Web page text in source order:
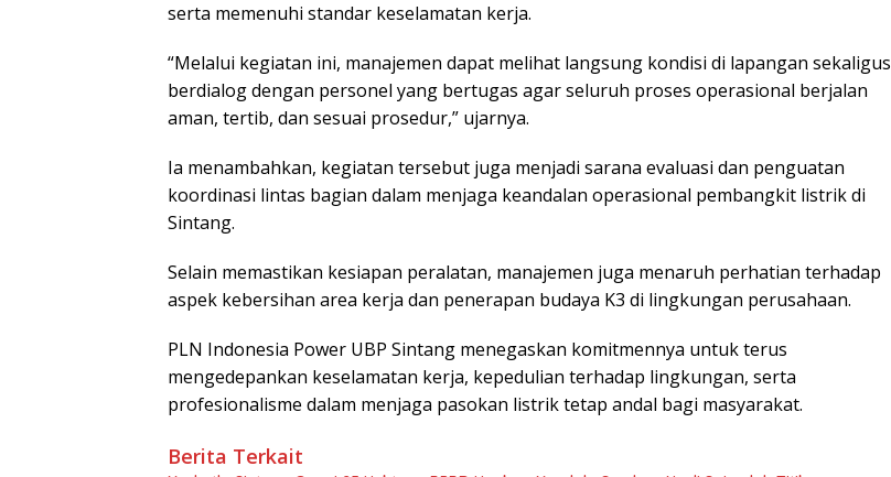
serta memenuhi standar keselamatan kerja.
“Melalui kegiatan ini, manajemen dapat melihat langsung kondisi di lapangan sekaligus
berdialog dengan personel yang bertugas agar seluruh proses operasional berjalan
aman, tertib, dan sesuai prosedur,” ujarnya.
Ia menambahkan, kegiatan tersebut juga menjadi sarana evaluasi dan penguatan
koordinasi lintas bagian dalam menjaga keandalan operasional pembangkit listrik di
Sintang.
Selain memastikan kesiapan peralatan, manajemen juga menaruh perhatian terhadap
aspek kebersihan area kerja dan penerapan budaya K3 di lingkungan perusahaan.
PLN Indonesia Power UBP Sintang menegaskan komitmennya untuk terus
mengedepankan keselamatan kerja, kepedulian terhadap lingkungan, serta
profesionalisme dalam menjaga pasokan listrik tetap andal bagi masyarakat.
Berita Terkait